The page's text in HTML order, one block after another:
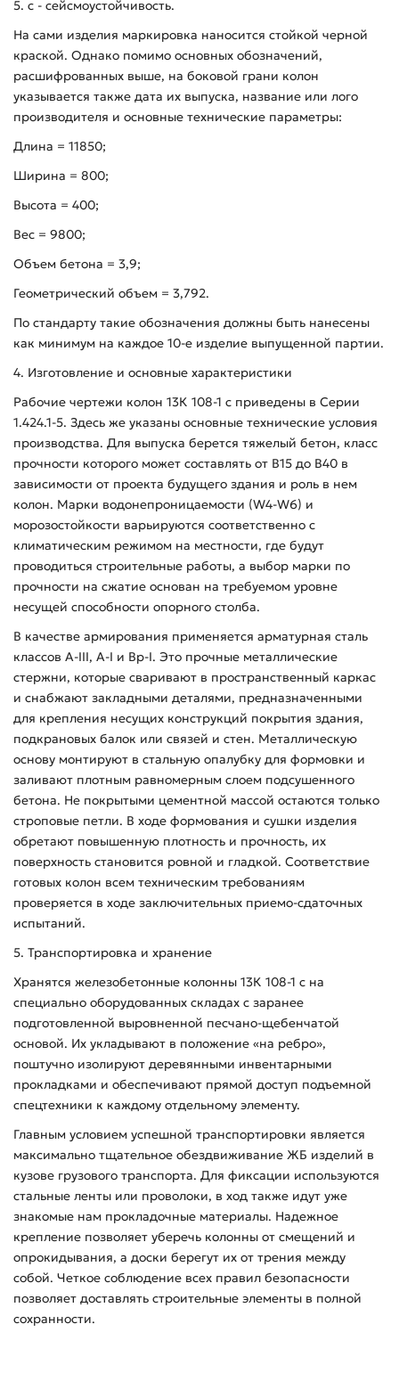
5. с - сейсмоустойчивость.
На сами изделия маркировка наносится стойкой черной
краской. Однако помимо основных обозначений,
расшифрованных выше, на боковой грани колон
указывается также дата их выпуска, название или лого
производителя и основные технические параметры:
Длина = 11850;
Ширина = 800;
Высота = 400;
Вес = 9800;
Объем бетона = 3,9;
Геометрический объем = 3,792.
По стандарту такие обозначения должны быть нанесены
как минимум на каждое 10-е изделие выпущенной партии.
4. Изготовление и основные характеристики
Рабочие чертежи колон 13К 108-1 с приведены в Серии
1.424.1-5. Здесь же указаны основные технические условия
производства. Для выпуска берется тяжелый бетон, класс
прочности которого может составлять от В15 до В40 в
зависимости от проекта будущего здания и роль в нем
колон. Марки водонепроницаемости (W4-W6) и
морозостойкости варьируются соответственно с
климатическим режимом на местности, где будут
проводиться строительные работы, а выбор марки по
прочности на сжатие основан на требуемом уровне
несущей способности опорного столба.
В качестве армирования применяется арматурная сталь
классов А-ІІІ, А-І и Вр-І. Это прочные металлические
стержни, которые сваривают в пространственный каркас
и снабжают закладными деталями, предназначенными
для крепления несущих конструкций покрытия здания,
подкрановых балок или связей и стен. Металлическую
основу монтируют в стальную опалубку для формовки и
заливают плотным равномерным слоем подсушенного
бетона. Не покрытыми цементной массой остаются только
строповые петли. В ходе формования и сушки изделия
обретают повышенную плотность и прочность, их
поверхность становится ровной и гладкой. Соответствие
готовых колон всем техническим требованиям
проверяется в ходе заключительных приемо-сдаточных
испытаний.
5. Транспортировка и хранение
Хранятся железобетонные колонны 13К 108-1 с на
специально оборудованных складах с заранее
подготовленной выровненной песчано-щебенчатой
основой. Их укладывают в положение «на ребро»,
поштучно изолируют деревянными инвентарными
прокладками и обеспечивают прямой доступ подъемной
спецтехники к каждому отдельному элементу.
Главным условием успешной транспортировки является
максимально тщательное обездвиживание ЖБ изделий в
кузове грузового транспорта. Для фиксации используются
стальные ленты или проволоки, в ход также идут уже
знакомые нам прокладочные материалы. Надежное
крепление позволяет уберечь колонны от смещений и
опрокидывания, а доски берегут их от трения между
собой. Четкое соблюдение всех правил безопасности
позволяет доставлять строительные элементы в полной
сохранности.